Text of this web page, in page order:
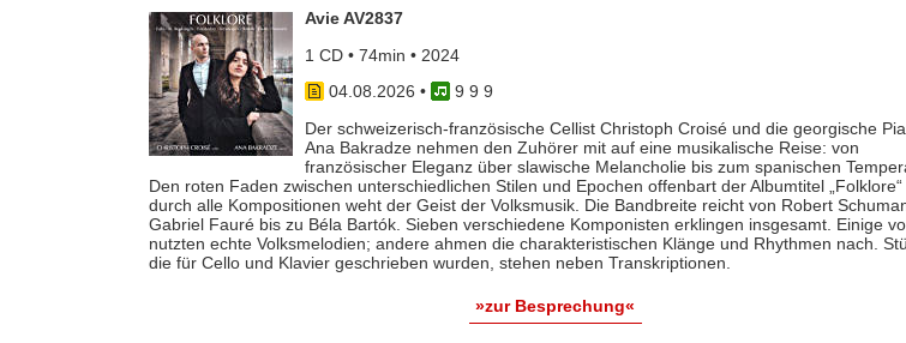
Avie AV2837
1 CD • 74min • 2024
04.08.2026 •
9 9 9
Der schweizerisch-französische Cellist Christoph Croisé und die georgische
Ana Bakradze nehmen den Zuhörer mit auf eine musikalische Reise: von
französischer Eleganz über slawische Melancholie bis zum spanischen
Den roten Faden zwischen unterschiedlichen Stilen und Epochen offenbart der Albumtitel „Folklore“
durch alle Kompositionen weht der Geist der Volksmusik. Die Bandbreite reicht von Robert
Gabriel Fauré bis zu Béla Bartók. Sieben verschiedene Komponisten erklingen insgesamt. Einige
nutzten echte Volksmelodien; andere ahmen die charakteristischen Klänge und Rhythmen nach.
die für Cello und Klavier geschrieben wurden, stehen neben Transkriptionen.
»zur Besprechung«